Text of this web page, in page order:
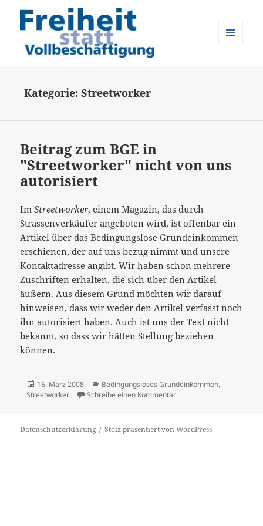
Kategorie:Streetworker
Beitrag zum BGE in
"Streetworker" nicht von uns
autorisiert
ImStreetworker, einem Magazin, das durch
Strassenverkäufer angeboten wird, ist offenbar ein
Artikel über das Bedingungslose Grundeinkommen
erschienen, der auf uns bezug nimmt und unsere
Kontaktadresse angibt. Wir haben schon mehrere
Zuschriften erhalten, die sich über den Artikel
äußern. Aus diesem Grund möchten wir darauf
hinweisen, dass wir weder den Artikel verfasst noch
ihn autorisiert haben. Auch ist uns der Text nicht
bekannt, so dass wir hätten Stellung beziehen
können.
Veröffentlicht
am
16. März 2008 Kategorien
Bedingungsloses Grundeinkommen,
Streetworker
Schreibe einen Kommentarzu Beitrag zum BGE in
Datenschutzerklärung Stolz präsentiert von WordPress